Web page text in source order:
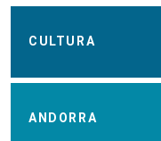
CULTURA
ANDORRA